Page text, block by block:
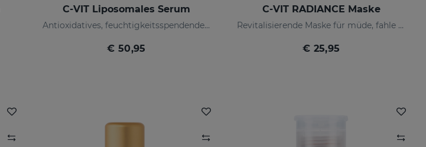
C-VIT Liposomales Serum
Antioxidatives, feuchtigkeitsspendendes, faltenhemmendes und aufhellendes Serum
€ 50,95
C-VIT RADIANCE Maske
Revitalisierende Maske für müde, fahle oder glanzlose Haut
€ 25,95